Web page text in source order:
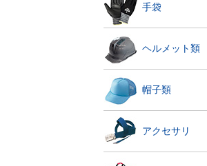
手袋
ヘルメット類
帽子類
アクセサリ